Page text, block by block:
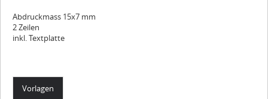
Abdruckmass 15x7 mm
2 Zeilen
inkl. Textplatte
Vorlagen